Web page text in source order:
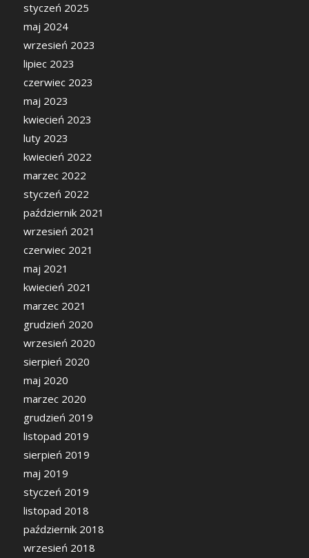
styczeń 2025
maj 2024
wrzesień 2023
lipiec 2023
czerwiec 2023
maj 2023
kwiecień 2023
luty 2023
kwiecień 2022
marzec 2022
styczeń 2022
październik 2021
wrzesień 2021
czerwiec 2021
maj 2021
kwiecień 2021
marzec 2021
grudzień 2020
wrzesień 2020
sierpień 2020
maj 2020
marzec 2020
grudzień 2019
listopad 2019
sierpień 2019
maj 2019
styczeń 2019
listopad 2018
październik 2018
wrzesień 2018